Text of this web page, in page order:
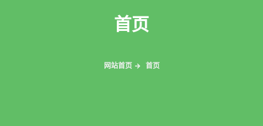
首页
网站首页 首页